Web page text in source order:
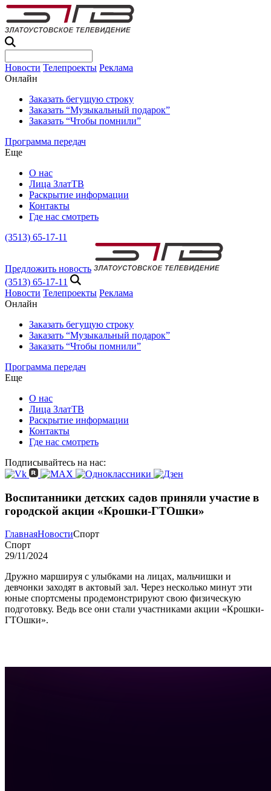
Новости Телепроекты Реклама
Онлайн
Заказать бегущую строку
Заказать “Музыкальный подарок”
Заказать “Чтобы помнили”
Программа передач
Еще
О нас
Лица ЗлатТВ
Раскрытие информации
Контакты
Где нас смотреть
(3513) 65-17-11
Предложить новость
(3513) 65-17-11
Новости Телепроекты Реклама
Онлайн
Заказать бегущую строку
Заказать “Музыкальный подарок”
Заказать “Чтобы помнили”
Программа передач
Еще
О нас
Лица ЗлатТВ
Раскрытие информации
Контакты
Где нас смотреть
Подписывайтесь на нас:
Воспитанники детских садов приняли участие в
городской акции «Крошки-ГТОшки»
ГлавнаяНовостиСпорт
Спорт
29/11/2024
Дружно маршируя с улыбками на лицах, мальчишки и
девчонки заходят в актовый зал. Через несколько минут эти
юные спортсмены продемонстрируют свою физическую
подготовку. Ведь все они стали участниками акции «Крошки-
ГТОшки».